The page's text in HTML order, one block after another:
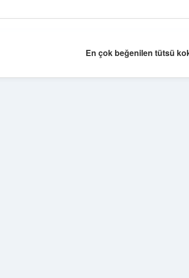
En çok beğenilen tütsü